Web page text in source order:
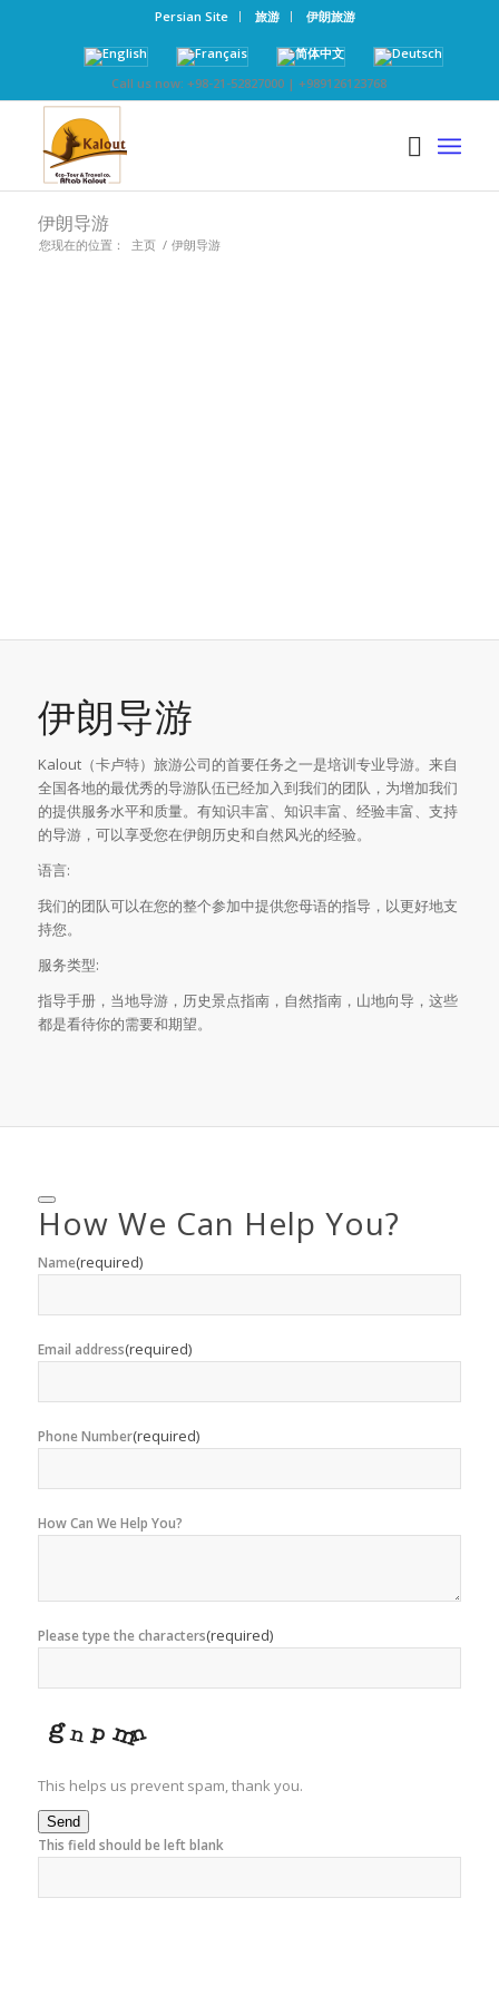
Persian Site 旅游 伊朗旅游
Call us now: +98-21-52827000 | +989126123768
伊朗导游
您现在的位置： 主页 / 伊朗导游
伊朗导游
Kalout（卡卢特）旅游公司的首要任务之一是培训专业导游。来自
全国各地的最优秀的导游队伍已经加入到我们的团队，为增加我们
的提供服务水平和质量。有知识丰富、知识丰富、经验丰富、支持
的导游，可以享受您在伊朗历史和自然风光的经验。
语言:
我们的团队可以在您的整个参加中提供您母语的指导，以更好地支
持您。
服务类型:
指导手册，当地导游，历史景点指南，自然指南，山地向导，这些
都是看待你的需要和期望。
How We Can Help You?
Name(required)
Email address(required)
Phone Number(required)
How Can We Help You?
Please type the characters(required)
This helps us prevent spam, thank you.
Send
This field should be left blank